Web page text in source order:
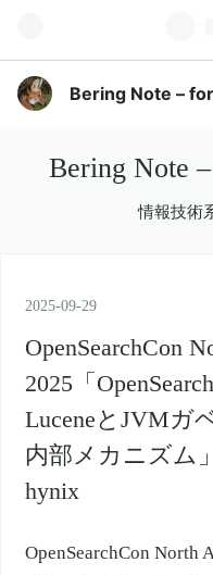
Bering Note –
Bering Note
情報技術
2025-09-29
OpenSearchCon
2025「
LuceneとJVMガ
内部メカニズム
hynix
OpenSearchCon North